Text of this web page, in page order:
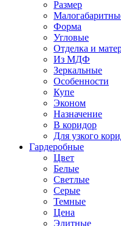
Размер
Форма
Угловые
Отделка и
Из МДФ
Зеркальные
Особенности
Купе
Эконом
Назначение
В коридор
Для узкого
Гардеробные
Цвет
Белые
Светлые
Серые
Темные
Цена
Элитные